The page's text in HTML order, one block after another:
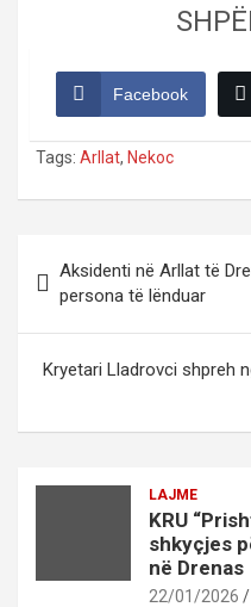
Facebook
Tags: Arllat, Nekoc
navigation
Aksidenti në Arllat të
persona të lënduar
Kryetari Lladrovci shpreh
LAJME
KRU
shkyçjes
në Drenas
22/01/2026